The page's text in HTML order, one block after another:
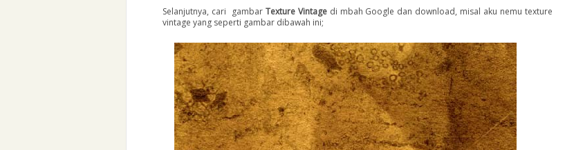
Selanjutnya, cari gambar Texture Vintagedi mbah Google dan download, misal aku nemu texture
vintage yang seperti gambar dibawah ini;